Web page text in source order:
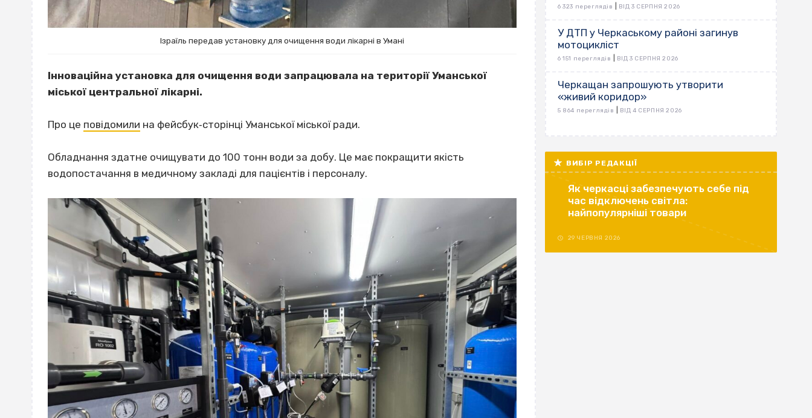
Ізраїль передав установку для очищення води лікарні в Умані
Інноваційна установка для очищення води запрацювала на території Уманської
міської центральної лікарні.
Про це повідомили на фейсбук‐сторінці Уманської міської ради.
Обладнання здатне очищувати до 100 тонн води за добу. Це має покращити якість
водопостачання в медичному закладі для пацієнтів і персоналу.
6 323 переглядів ВІД 3 СЕРПНЯ 2026
У ДТП у Черкаському районі загинув
мотоцикліст
6 151 переглядів ВІД 3 СЕРПНЯ 2026
Черкащан запрошують утворити
«живий коридор»
5 864 переглядів ВІД 4 СЕРПНЯ 2026
ВИБІР РЕДАКЦІЇ
Як черкасці забезпечують себе під
час відключень світла:
найпопулярніші товари
29 ЧЕРВНЯ 2026